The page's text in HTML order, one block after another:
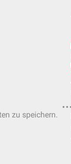
zu speichern.